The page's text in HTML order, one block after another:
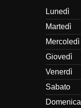
Lunedì
Martedì
Mercoledì
Giovedì
Venerdì
Sabato
Domenica